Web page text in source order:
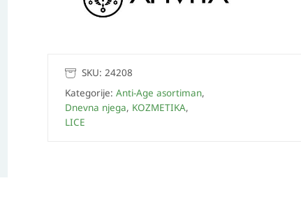
SKU: 24208
Kategorije: Anti-Age asortiman,
Dnevna njega, KOZMETIKA,
LICE